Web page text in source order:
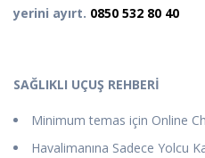
yerini ayırt. 0850 532 80 40
SAĞLIKLI UÇUŞ REHBERİ
Minimum temas için Online
Havalimanına Sadece Yolcu